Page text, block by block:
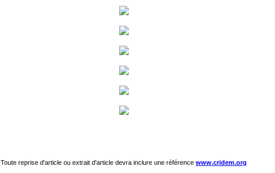
Toute reprise d'article ou extrait d'article devra inclure une référence www.cridem.org